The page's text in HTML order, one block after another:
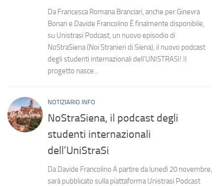
Da Francesca Romana Branciari, anche per Ginevra
Bonari e Davide Francolino È finalmente disponibile,
su Unistrasi Podcast, un nuovo episodio di
NoStraSiena (Noi Stranieri di Siena), il nuovo podcast
degli studenti internazionali dell’UNISTRASI! Il
progetto nasce...
NOTIZIARIO INFO
NoStraSiena, il podcast degli
studenti internazionali
dell’UniStraSi
Da Davide Francolino A partire da lunedì 20 novembre,
sarà pubblicato sulla piattaforma Unistrasi Podcast